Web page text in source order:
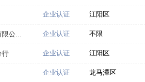
企业认证 江阳区
公... 企业认证 不限
行 企业认证 江阳区
企业认证 龙马潭区